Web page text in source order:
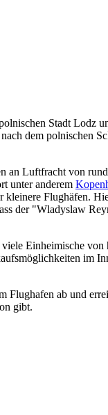
Stadt Lodz
dem polnischen
an Luftfracht von
unter anderem
Flughäfen.
der "Wladyslaw
Einheimische
im
Flughafen ab und
gibt.